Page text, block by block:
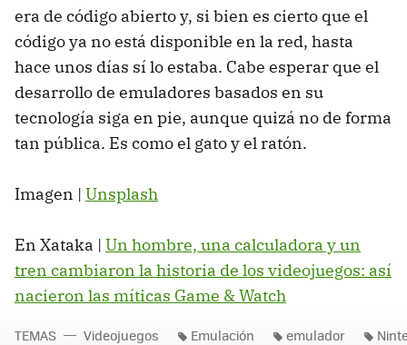
era de código abierto y, si bien es cierto que el
código ya no está disponible en la red, hasta
hace unos días sí lo estaba. Cabe esperar que el
desarrollo de emuladores basados en su
tecnología siga en pie, aunque quizá no de forma
tan pública. Es como el gato y el ratón.
Imagen | Unsplash
En Xataka | Un hombre, una calculadora y un
tren cambiaron la historia de los videojuegos: así
nacieron las míticas Game & Watch
TEMAS Videojuegos Emulación emulador